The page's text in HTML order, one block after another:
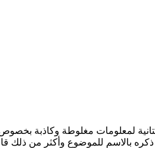
لمعلومات مغلوطة وكاذبة
بالاسم للموضوع وأكثر من ذلك